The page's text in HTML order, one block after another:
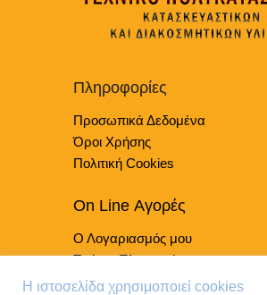
μπορούν
επιλεγούν
σελίδα
του
προϊόντος
Πληροφορίες
Προσωπικά Δεδομένα
Όροι Χρήσης
Πολιτική Cookies
On Line Αγορές
Ο Λογαριασμός μου
Τρόποι Πληρωμής
Τρόποι Παράδοσης
Η ιστοσελίδα χρησιμοποιεί cookies